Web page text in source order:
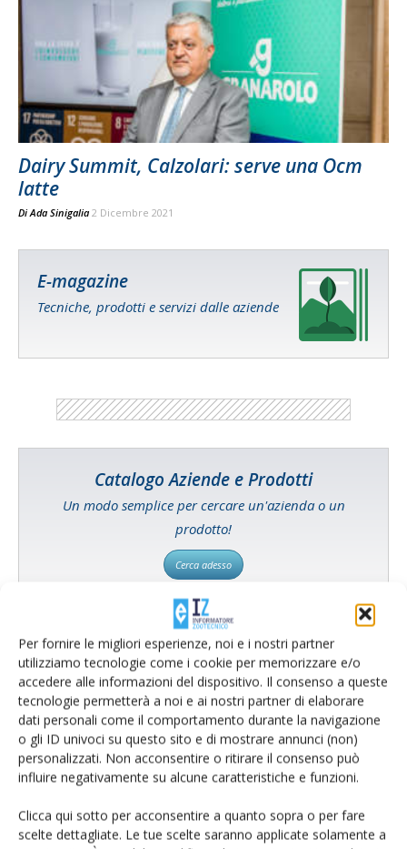
Per fornire le migliori esperienze, noi e i nostri partner
utilizziamo tecnologie come i cookie per memorizzare e/o
accedere alle informazioni del dispositivo. Il consenso a queste
tecnologie permetterà a noi e ai nostri partner di elaborare
dati personali come il comportamento durante la navigazione
o gli ID univoci su questo sito e di mostrare annunci (non)
personalizzati. Non acconsentire o ritirare il consenso può
influire negativamente su alcune caratteristiche e funzioni.
Clicca qui sotto per acconsentire a quanto sopra o per fare
scelte dettagliate. Le tue scelte saranno applicate solamente a
Dairy Summit, Calzolari: serve una Ocm
latte
DiAda Sinigalia 2 Dicembre 2021
E-magazine
Tecniche, prodotti e servizi dalle aziende
Catalogo Aziende e Prodotti
Un modo semplice per cercare un'azienda o un
prodotto!
Cerca adesso
L'Esperto risponde
I consigli di Terra e Vita agli agricoltori
Cerca adesso